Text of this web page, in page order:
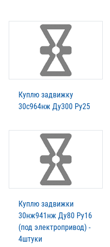
Куплю задвижку
30с964нж Ду300 Ру25
Куплю задвижки
30нж941нж Ду80 Ру16
(под электропривод) -
4штуки